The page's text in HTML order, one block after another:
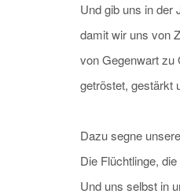
Und gib uns in der
damit wir uns von
von Gegenwart zu
getröstet, gestärkt
Dazu segne
Die Flüchtlinge,
Und uns selbst in